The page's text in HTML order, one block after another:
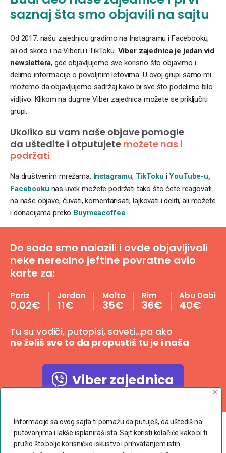
Informacije sa ovog sajta ti pomažu da putuješ, da uštediš na
putovanjima i lakše isplaniraš ista. Sajt koristi kolačiće kako bi ti
pružio što bolje korisničko iskustvo i prihvatanjem istih
saznaj šta smo objavili na sajtu
Od 2017. našu zajednicu gradimo na Instagramu i Facebooku,
ali od skoro i na Viberu i TikToku. Viber zajednica je jedan vid
newslettera, gde objavljujemo sve korisno što objavimo i
delimo informacije o povoljnim letovima. U ovoj grupi samo mi
možemo da objavljujemo sadržaj kako bi sve što podelimo bilo
vidljivo. Klikom na dugme Viber zajednica možete se priključiti
grupi.
Ukoliko su vam naše objave pomogle
da uštedite i otputujete možete nas i
podržati
Na društvenim mrežama, Instagramu, TikToku iYouTube-u,
Facebooku nas uvek možete podržati tako što ćete reagovati
na naše objave, čuvati, komentarisati, lajkovati i deliti, ali možete
i donacijama preko Buymeacoffee.
Do sada smo nalazili i ovde objavljivali
neke nerealno jeftine povratne avio
karte za:
Pariz
0,02€
Jordan
11€
Malta
35€
Rim
36€
Abu Dabi
40€
Tu su vodiči, putopisi, saveti…pa ako
ne želiš sve to da propustiš tu je i naša
Viber zajednica
Copyright © 2023 dvaranca.com